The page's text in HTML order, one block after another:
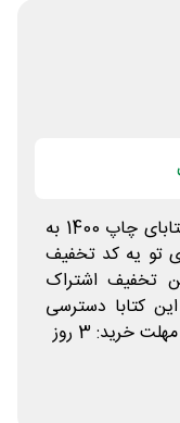
دیدی تو گاجینو چه خبره؟ تازگیا pdf کتابای چاپ 1400 به
تو یه کد تخفیف
تخفیف اشتراک
کتابا دسترسی